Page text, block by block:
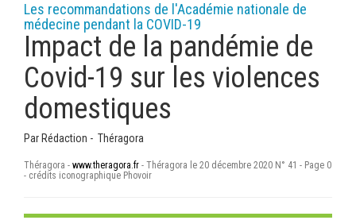
Les recommandations de l'Académie nationale de
médecine pendant la COVID-19
Impact de la pandémie de
Covid-19 sur les violences
domestiques
Par Rédaction - Théragora
Théragora - www.theragora.fr - Théragora le 20 décembre 2020 N° 41 - Page 0
- crédits iconographique Phovoir